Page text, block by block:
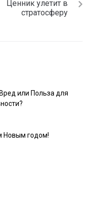
Ценник улетит в
стратосферу
или Польза для
Новым годом!